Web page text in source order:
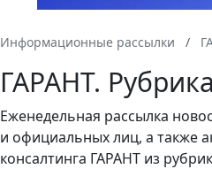
Информационные рассылки
ГАРАНТ.
Еженедельная рассылка
и официальных лиц, а также
консалтинга ГАРАНТ из